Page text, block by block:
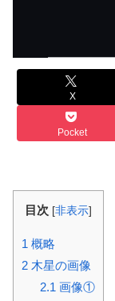
X
Pocket
目次 [非表示]
1 概略
2 木星の画像
2.1 画像①